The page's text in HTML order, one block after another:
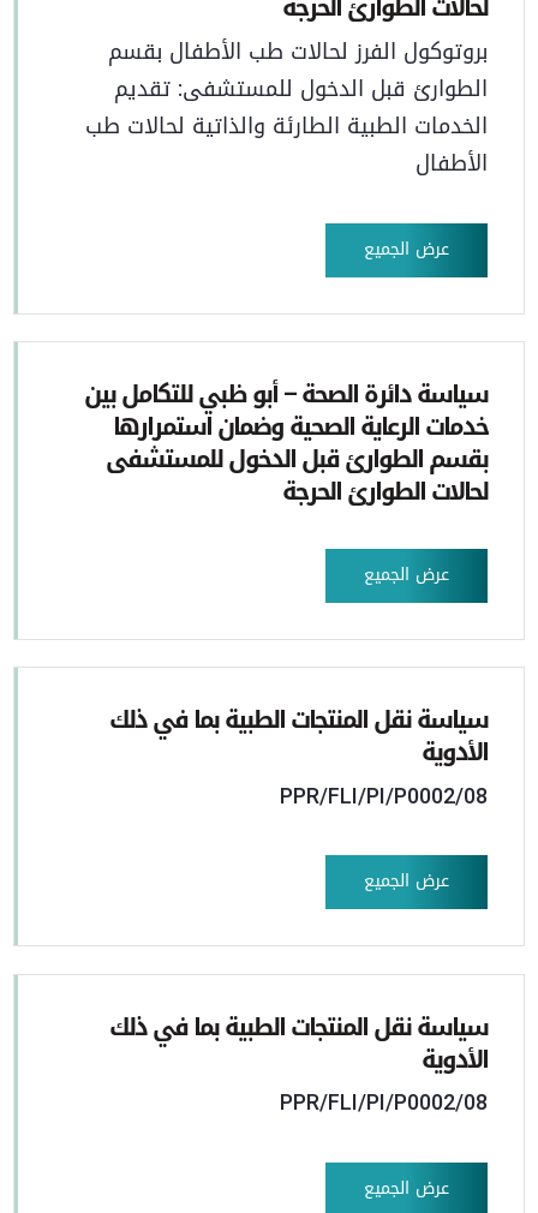
بروتوكول الفرز لحالات طب الأطفال بقسم
الطوارئ قبل الدخول للمستشفى: تقديم
الخدمات الطبية الطارئة والذاتية لحالات طب
الأطفال
عرض الجميع
سياسة دائرة الصحة – أبو ظبي للتكامل بين
خدمات الرعاية الصحية وضمان استمرارها
بقسم الطوارئ قبل الدخول للمستشفى
لحالات الطوارئ الحرجة
عرض الجميع
سياسة نقل المنتجات الطبية بما في ذلك
الأدوية
PPR/FLI/PI/P0002/08
عرض الجميع
سياسة نقل المنتجات الطبية بما في ذلك
الأدوية
PPR/FLI/PI/P0002/08
عرض الجميع